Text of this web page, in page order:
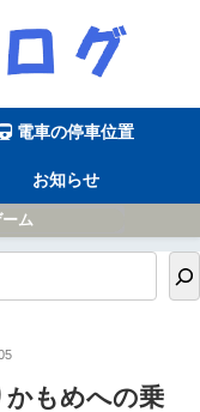
電車の停車位置
お知らせ
ーム
かもめへの乗